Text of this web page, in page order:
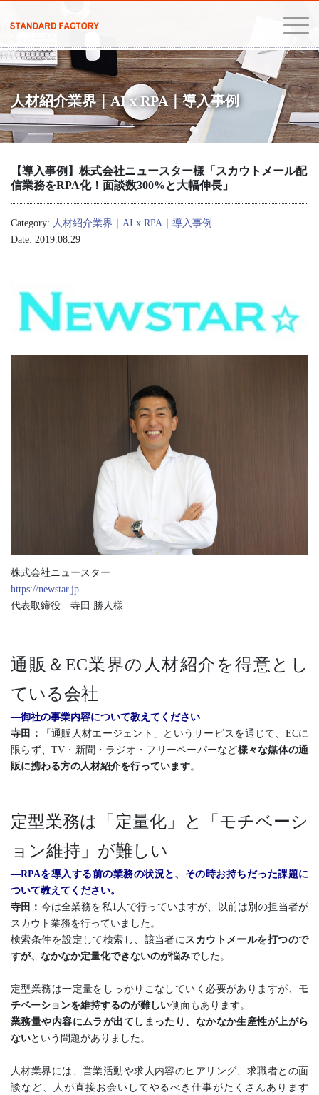
人材紹介業界｜AI x RPA｜導入事例
【導入事例】株式会社ニュースター様「スカウトメール配
信業務をRPA化！面談数300%と大幅伸長」
Category: 人材紹介業界｜AI x RPA｜導入事例
Date: 2019.08.29
株式会社ニュースター
https://newstar.jp
代表取締役 寺田 勝人様
通販＆EC業界の人材紹介を得意とし
ている会社
―御社の事業内容について教えてください
寺田：
「通販人材エージェント」というサービスを通じて、ECに
限らず、TV・新聞・ラジオ・フリーペーパーなど様々な媒体の通
販に携わる方の人材紹介を行っています。
定型業務は「定量化」と「モチベーシ
ョン維持」が難しい
―RPAを導入する前の業務の状況と、その時お持ちだった課題に
ついて教えてください。
寺田： 今は全業務を私1人で行っていますが、以前は別の担当者が
スカウト業務を行っていました。
検索条件を設定して検索し、該当者に スカウトメールを打つので
すが、なかなか定量化できないのが悩みでした。
定型業務は一定量をしっかりこなしていく必要がありますが、 モ
チベーションを維持するのが難しい側面もあります。
業務量や内容にムラが出てしまったり、なかなか生産性が上がら
ないという問題がありました。
人材業界には、営業活動や求人内容のヒアリング、求職者との面
談など、人が直接お会いしてやるべき仕事がたくさんあります